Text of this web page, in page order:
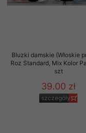
Bluzki damskie (Włoskie
Roz Standard, Mix Kolor
szt
39.00 zł
szczegóły